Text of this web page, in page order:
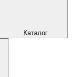
Каталог